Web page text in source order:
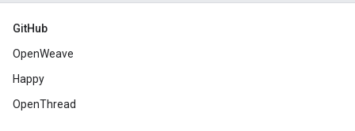
GitHub
OpenWeave
Happy
OpenThread